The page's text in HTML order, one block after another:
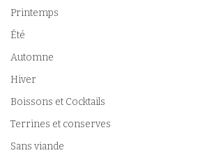
Printemps
Été
Automne
Hiver
Boissons et Cocktails
Terrines et conserves
Sans viande